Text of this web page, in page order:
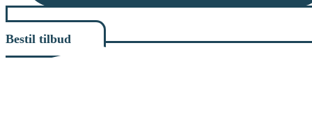
Bestil tilbud